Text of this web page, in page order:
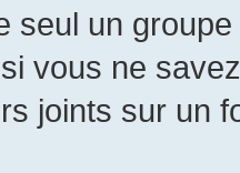
seul un
si vous ne
joints sur un